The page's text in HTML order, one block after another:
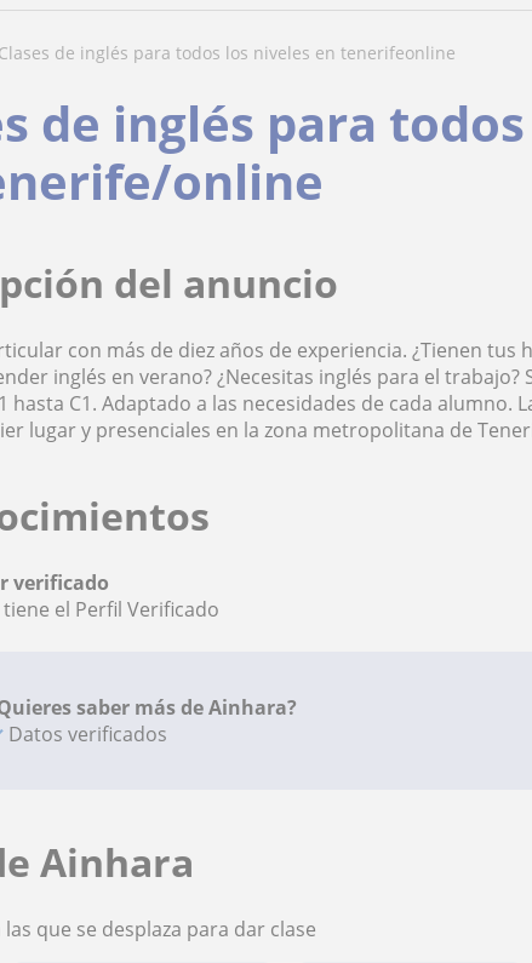
clases de inglés para todos los niveles en tenerifeonline
de inglés para
online
del anuncio
con más de diez años de experiencia. ¿Tienen tus
inglés en verano? ¿Necesitas inglés para el trabajo?
hasta C1. Adaptado a las necesidades de cada alumno.
lugar y presenciales en la zona metropolitana de
verificado
el Perfil Verificado
saber más de Ainhara?
Datos verificados
Ainhara
que se desplaza para dar clase